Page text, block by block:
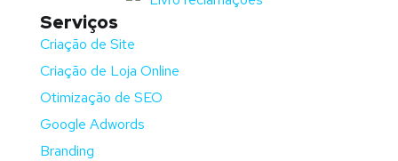
Serviços
Criação de Site
Criação de Loja Online
Otimização de SEO
Google Adwords
Branding